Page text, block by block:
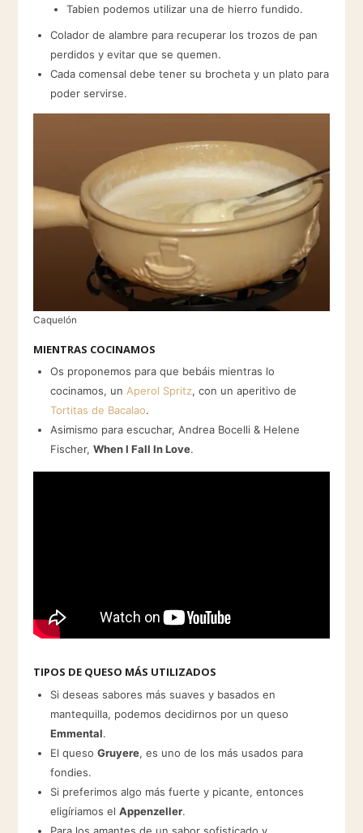
Tabien podemos utilizar una de hierro fundido.
Colador de alambre para recuperar los trozos de pan
perdidos y evitar que se quemen.
Cada comensal debe tener su brocheta y un plato para
poder servirse.
Caquelón
MIENTRAS COCINAMOS
Os proponemos para que bebáis mientras lo
cocinamos, un Aperol Spritz, con un aperitivo de
Tortitas de Bacalao.
Asimismo para escuchar, Andrea Bocelli & Helene
Fischer, When I Fall In Love.
TIPOS DE QUESO MÁS UTILIZADOS
Si deseas sabores más suaves y basados en
mantequilla, podemos decidirnos por un queso
Emmental.
El queso Gruyere, es uno de los más usados para
fondies.
Si preferimos algo más fuerte y picante, entonces
eligíriamos el Appenzeller.
Para los amantes de un sabor sofisticado y